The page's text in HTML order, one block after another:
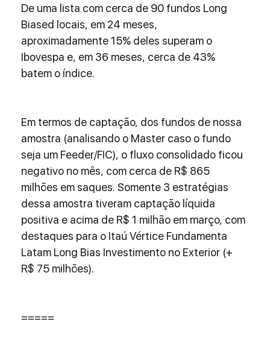
De uma lista com cerca de 90 fundos Long
Biased locais, em 24 meses,
aproximadamente 15% deles superam o
Ibovespa e, em 36 meses, cerca de 43%
batem o índice.
Em termos de captação, dos fundos de nossa
amostra (analisando o Master caso o fundo
seja um Feeder/FIC), o fluxo consolidado ficou
negativo no mês, com cerca de R$ 865
milhões em saques. Somente 3 estratégias
dessa amostra tiveram captação líquida
positiva e acima de R$ 1 milhão em março, com
destaques para o Itaú Vértice Fundamenta
Latam Long Bias Investimento no Exterior (+
R$ 75 milhões).
=====